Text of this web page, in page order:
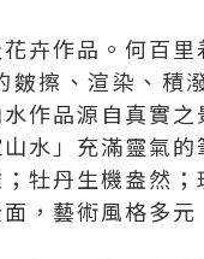
卉作品。何百
擦、渲染、積
作品源自真實
水」充滿靈氣
牡丹生機盎然
，藝術風格多元